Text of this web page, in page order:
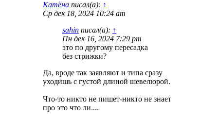
Катёна писал(а): ↑
Ср дек 18, 2024 10:24 am
sahin писал(а): ↑
Пн дек 16, 2024 7:29 pm
это по другому пересадка
без стрижки?
Да, вроде так заявляют и типа сразу
уходишь с густой длиной шевелюрой.
Что-то никто не пишет-никто не знает
про это что ли....